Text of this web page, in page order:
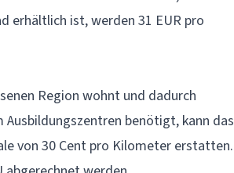
erhältlich ist, werden 31 EUR pro
Region wohnt und dadurch
benötigt, kann das
von 30 Cent pro Kilometer erstatten.